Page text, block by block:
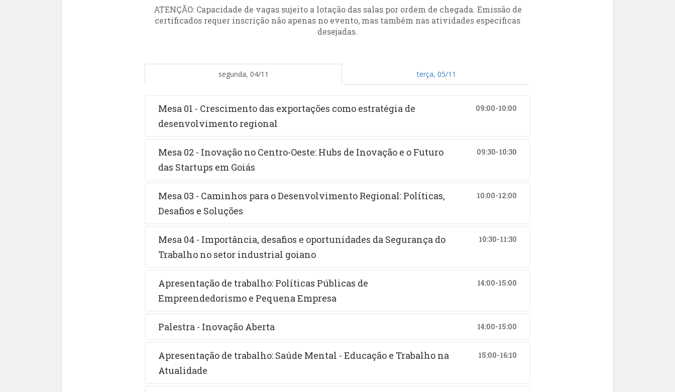
ATENÇÃO: Capacidade de vagas sujeito a lotação das salas por ordem de chegada. Emissão de
certificados requer inscrição não apenas no evento, mas também nas atividades especificas
desejadas.
segunda, 04/11 terça, 05/11
Mesa 01 - Crescimento das exportações como estratégia de
desenvolvimento regional
09:00-10:00
Mesa 02 - Inovação no Centro-Oeste: Hubs de Inovação e o Futuro
das Startups em Goiás
09:30-10:30
Mesa 03 - Caminhos para o Desenvolvimento Regional: Políticas,
Desafios e Soluções
10:00-12:00
Mesa 04 - Importância, desafios e oportunidades da Segurança do
Trabalho no setor industrial goiano
10:30-11:30
Apresentação de trabalho: Políticas Públicas de
Empreendedorismo e Pequena Empresa
14:00-15:00
Palestra - Inovação Aberta 14:00-15:00
Apresentação de trabalho: Saúde Mental - Educação e Trabalho na
Atualidade
15:00-16:10